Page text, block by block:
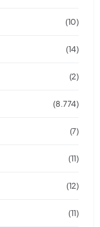
(10)
(14)
(2)
(8.774)
(7)
(11)
(12)
(11)